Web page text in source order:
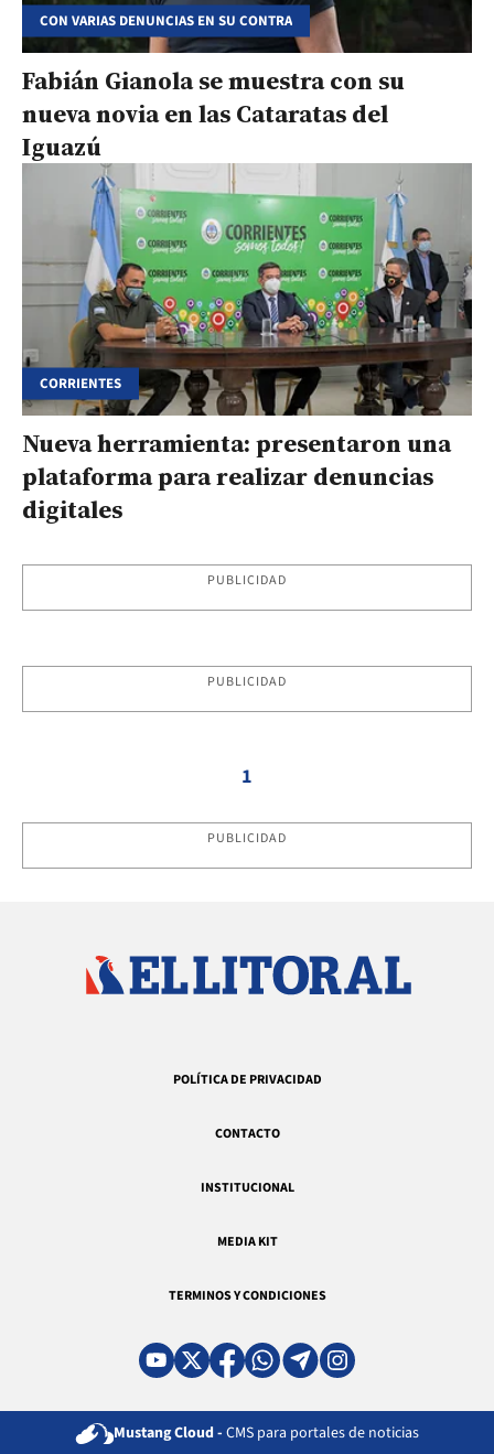
CON VARIAS DENUNCIAS EN SU CONTRA
Fabián Gianola se muestra con su
nueva novia en las Cataratas del
Iguazú
CORRIENTES
Nueva herramienta: presentaron una
plataforma para realizar denuncias
digitales
PUBLICIDAD
PUBLICIDAD
1
PUBLICIDAD
POLÍTICA DE PRIVACIDAD
CONTACTO
INSTITUCIONAL
MEDIA KIT
TERMINOS Y CONDICIONES
Mustang Cloud - CMS para portales de noticias